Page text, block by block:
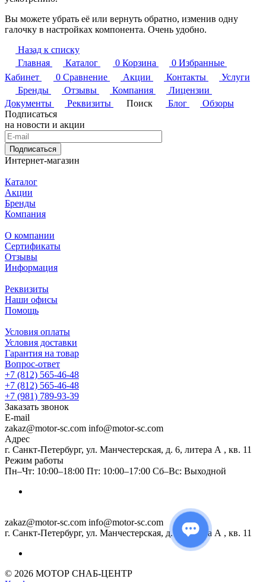
Вы можете убрать её или вернуть обратно, изменив одну
галочку в настройках компонента. Очень удобно.
Назад к списку
Главная
Каталог 0 Корзина 0 Избранные
Кабинет
0 Сравнение Акции Контакты
Услуги
Бренды
Отзывы Компания
Лицензии
Документы
Реквизиты Поиск Блог
Обзоры
Подписаться
на новости и акции
Подписаться
Интернет-магазин
Каталог
Акции
Бренды
Компания
О компании
Сертификаты
Отзывы
Информация
Реквизиты
Наши офисы
Помощь
Условия оплаты
Условия доставки
Гарантия на товар
Вопрос-ответ
+7 (812) 565-46-48
+7 (812) 565-46-48
+7 (981) 789-93-39
Заказать звонок
E-mail
zakaz@motor-sc.com info@motor-sc.com
Адрес
г. Санкт-Петербург, ул. Манчестерская, д. 6, литера А , кв. 11
Режим работы
Пн–Чт: 10:00–18:00 Пт: 10:00–17:00 Сб–Вс: Выходной
zakaz@motor-sc.com info@motor-sc.com
г. Санкт-Петербург, ул. Манчестерская, д. 6, литера А , кв. 11
© 2026 МОТОР СНАБ-ЦЕНТР